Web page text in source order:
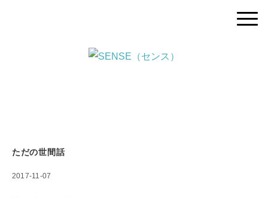
ただの世間話
2017-11-07